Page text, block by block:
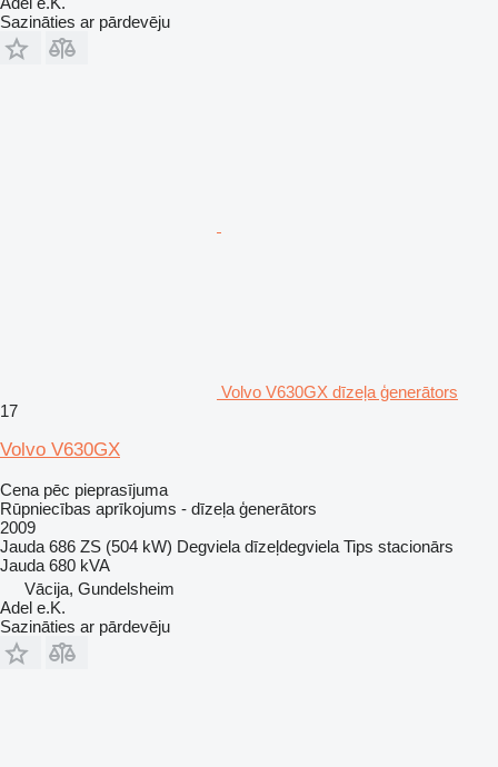
Sazināties ar pārdevēju
Volvo V630GX dīzeļa ģenerātors
17
Volvo V630GX
Cena pēc pieprasījuma
Rūpniecības aprīkojums - dīzeļa ģenerātors
2009
Jauda 686 ZS (504 kW) Degviela dīzeļdegviela Tips stacionārs
Jauda 680 kVA
Vācija, Gundelsheim
Adel e.K.
Sazināties ar pārdevēju